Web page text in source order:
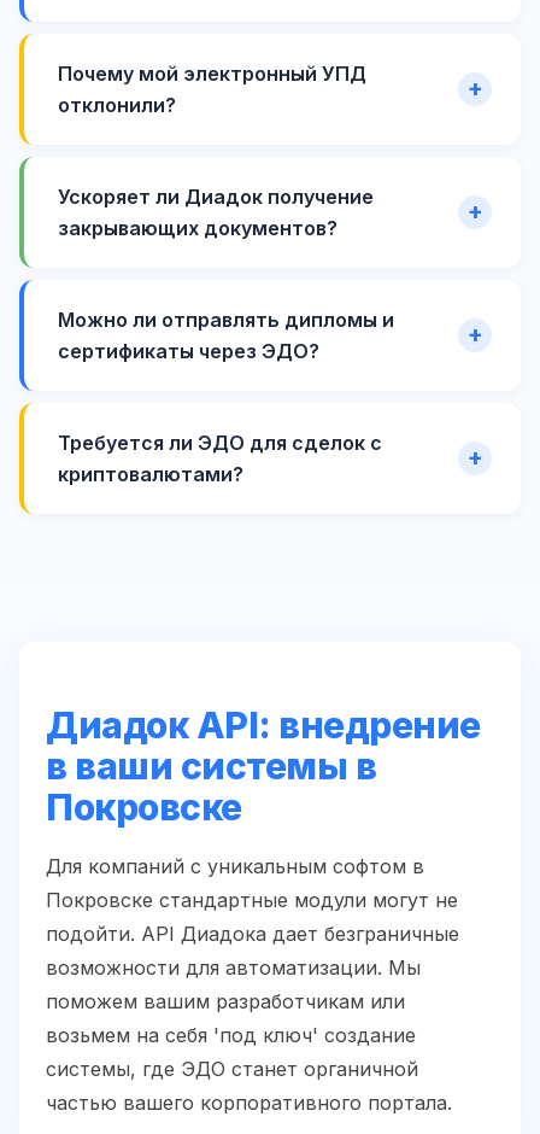
Почему мой электронный УПД
отклонили?
Ускоряет ли Диадок получение
закрывающих документов?
Можно ли отправлять дипломы и
сертификаты через ЭДО?
Требуется ли ЭДО для сделок с
криптовалютами?
Диадок API: внедрение
в ваши системы в
Покровске
Для компаний с уникальным софтом в
Покровске стандартные модули могут не
подойти. API Диадока дает безграничные
возможности для автоматизации. Мы
поможем вашим разработчикам или
возьмем на себя 'под ключ' создание
системы, где ЭДО станет органичной
частью вашего корпоративного портала.